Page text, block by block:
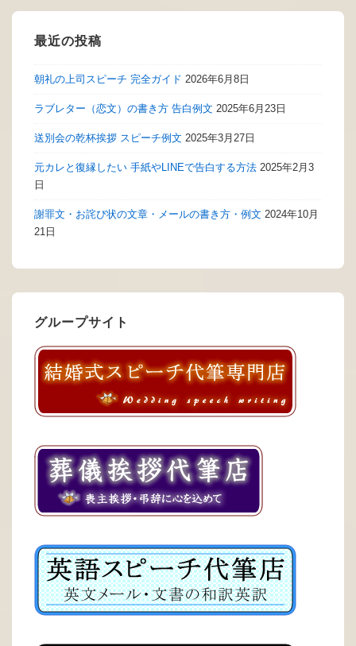
最近の投稿
朝礼の上司スピーチ 完全ガイド 2026年6月8日
ラブレター（恋文）の書き方 告白例文 2025年6月23日
送別会の乾杯挨拶 スピーチ例文 2025年3月27日
元カレと復縁したい 手紙やLINEで告白する方法 2025年2月3
日
謝罪文・お詫び状の文章・メールの書き方・例文 2024年10月
21日
グループサイト